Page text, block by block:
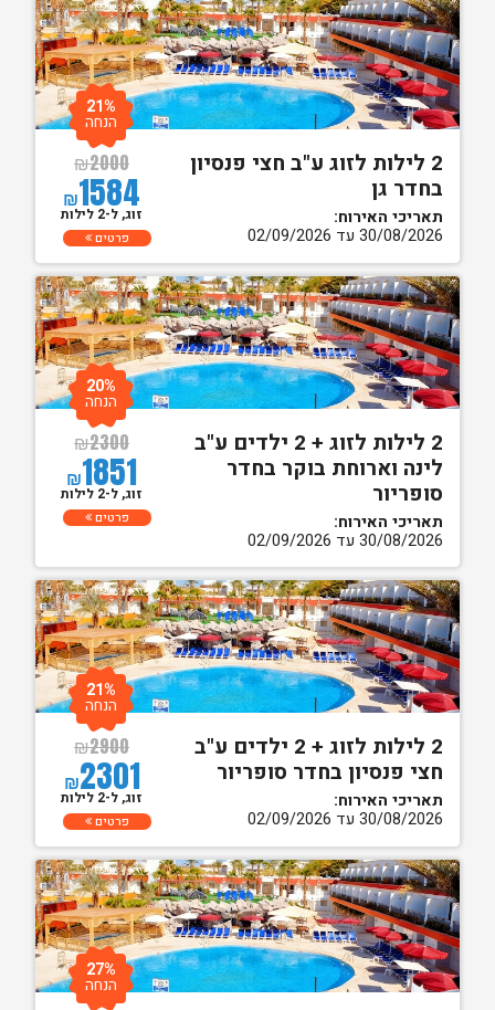
2 לילות לזוג ע"ב חצי פנסיון
בחדר גן
תאריכי האירוח:
30/08/2026 עד 02/09/2026
₪2000
₪1584
21%
הנחה
זוג, ל-2 לילות
פרטים
2 לילות לזוג + 2 ילדים ע"ב
לינה וארוחת בוקר בחדר
סופריור
תאריכי האירוח:
30/08/2026 עד 02/09/2026
₪2300
₪1851
20%
הנחה
זוג, ל-2 לילות
פרטים
2 לילות לזוג + 2 ילדים ע"ב
חצי פנסיון בחדר סופריור
תאריכי האירוח:
30/08/2026 עד 02/09/2026
₪2900
₪2301
21%
הנחה
זוג, ל-2 לילות
פרטים
27%
הנחה